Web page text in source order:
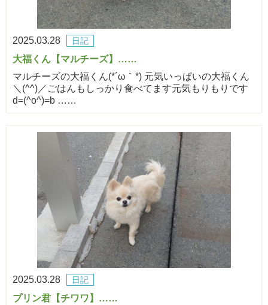
2025.03.28 日記
大福くん【マルチーズ】……
マルチーズの大福くん(*´ω｀*) 元気いっぱいの大福くん
＼(^^)／ごはんもしっかり食べてます元気もりもりです
d=(^o^)=b ……
2025.03.28 日記
プリン君【チワワ】……